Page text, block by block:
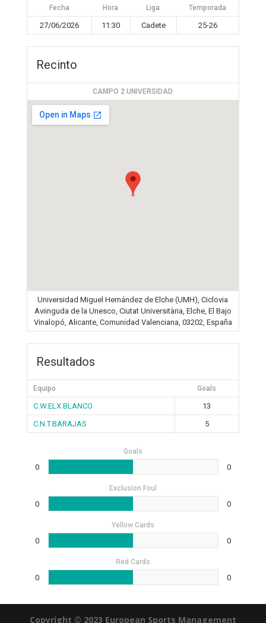
Fecha Hora Liga Temporada
27/06/2026 11:30 Cadete 25-26
Recinto
CAMPO 2 UNIVERSIDAD
Universidad Miguel Hernández de Elche (UMH), Ciclovia
Aviinguda de la Unesco, Ciutat Universitària, Elche, El Bajo
Vinalopó, Alicante, Comunidad Valenciana, 03202, España
Resultados
Equipo Goals
C.W.ELX BLANCO
13
C.N.T.BARAJAS
5
Goals
0 0
Exclusion Foul
0 0
Yellow Cards
0 0
Red Cards
0 0
Copyright © 2023 European Sports Management